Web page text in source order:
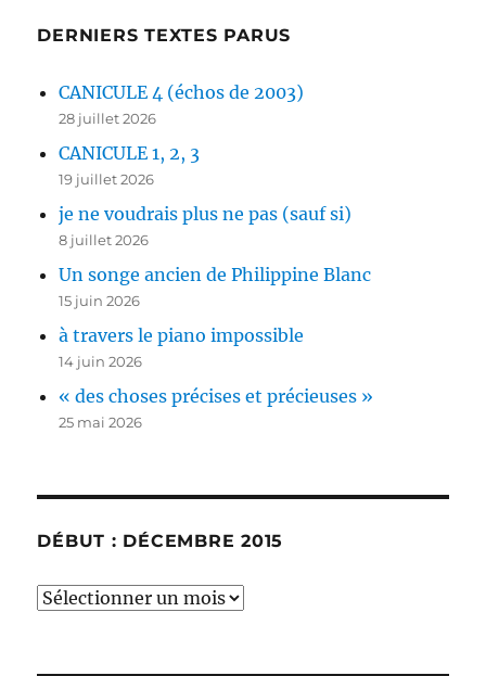
DERNIERS TEXTES PARUS
CANICULE 4 (échos de 2003)
28 juillet 2026
CANICULE 1, 2, 3
19 juillet 2026
je ne voudrais plus ne pas (sauf si)
8 juillet 2026
Un songe ancien de Philippine Blanc
15 juin 2026
à travers le piano impossible
14 juin 2026
« des choses précises et précieuses »
25 mai 2026
DÉBUT : DÉCEMBRE 2015
début